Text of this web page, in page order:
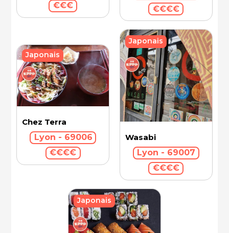
€€€
€€€€
Chez Terra
Lyon - 69006
€€€€
Japonais
Wasabi
Lyon - 69007
€€€€
Japonais
Japonais